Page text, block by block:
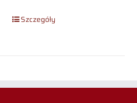
Szczegóły